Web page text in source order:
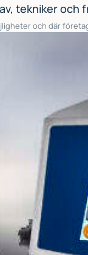
tekniker och
och där